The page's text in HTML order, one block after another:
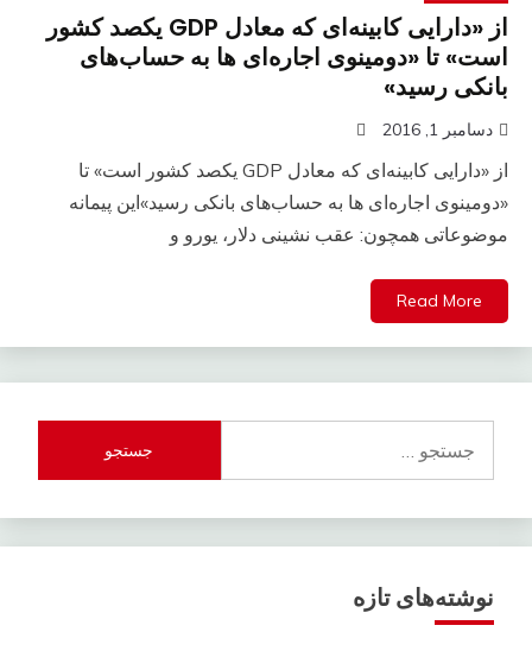
از «دارایی کابینه‌ای که معادل GDP یکصد کشور
است» تا «دومینوی اجاره‌ای‌ ها به حساب‌های
بانکی رسید»
دسامبر 1, 2016
از «دارایی کابینه‌ای که معادل GDP یکصد کشور است» تا
«دومینوی اجاره‌ای‌ ها به حساب‌های بانکی رسید»این پیمانه
موضوعاتی همچون: عقب نشینی دلار، یورو و
Read More
برای:
نوشته‌های تازه